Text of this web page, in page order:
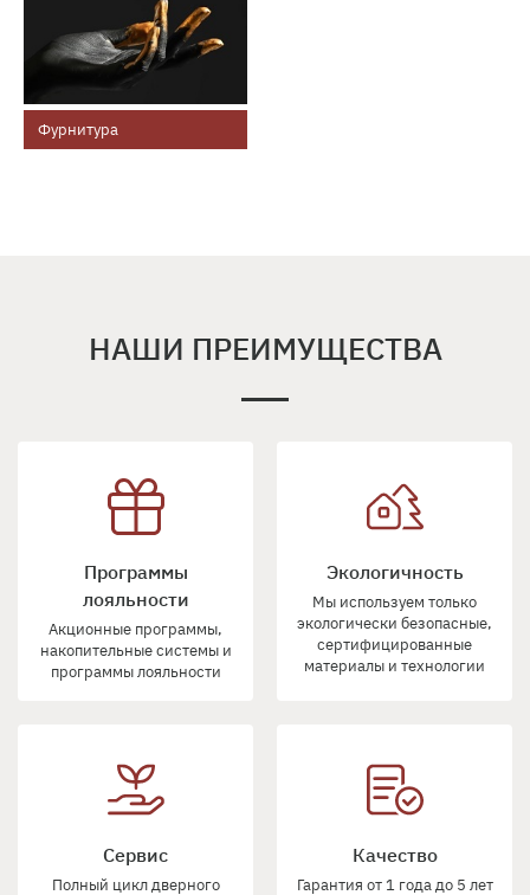
Фурнитура
НАШИ ПРЕИМУЩЕСТВА
Программы
лояльности
Акционные программы,
накопительные системы и
программы лояльности
Экологичность
Мы используем только
экологически безопасные,
сертифицированные
материалы и технологии
Сервис
Полный цикл дверного
Качество
Гарантия от 1 года до 5 лет